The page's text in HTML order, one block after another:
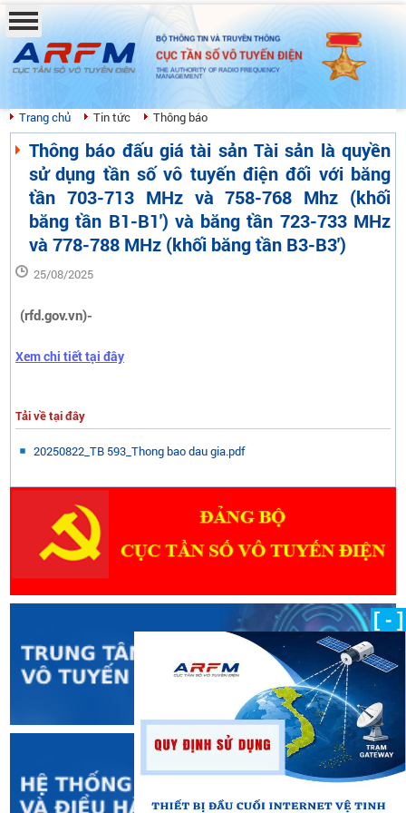
BỘ THÔNG TIN VÀ TRUYỀN THÔNG
CỤC TẦN SỐ VÔ TUYẾN ĐIỆN
THE AUTHORITY OF RADIO FREQUENCY
MANAGEMENT
Trang chủ Tin tức Thông báo
Thông báo đấu giá tài sản Tài sản là quyền
sử dụng tần số vô tuyến điện đối với băng
tần 703-713 MHz và 758-768 Mhz (khối
băng tần B1-B1') và băng tần 723-733 MHz
và 778-788 MHz (khối băng tần B3-B3')
25/08/2025
(rfd.gov.vn)-
Xem chi tiết tại đây
Tải về tại đây
20250822_TB 593_Thong bao dau gia.pdf
[ - ]